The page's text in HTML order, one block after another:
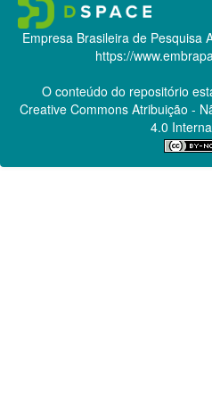
Empresa Brasileira de Pesquisa
https://
O conteúdo do repositório
Creative CommonsAtribuição -
4.0